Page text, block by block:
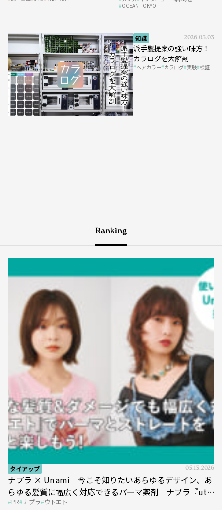
OCEAN TOKYO
知識 2026.03.03
派手髪提案の強い味方！
カラログを大解剖
ヘアカラー カラログ 実験 検証
Ranking
タイアップ 05.13.2026
ナプラ × Un ami 今こそ知りたいあらゆるデザイン、あ
らゆる髪質に幅広く対応できるパーマ薬剤 ナプラ『ut-
et』
PR ナプラ ウトエト